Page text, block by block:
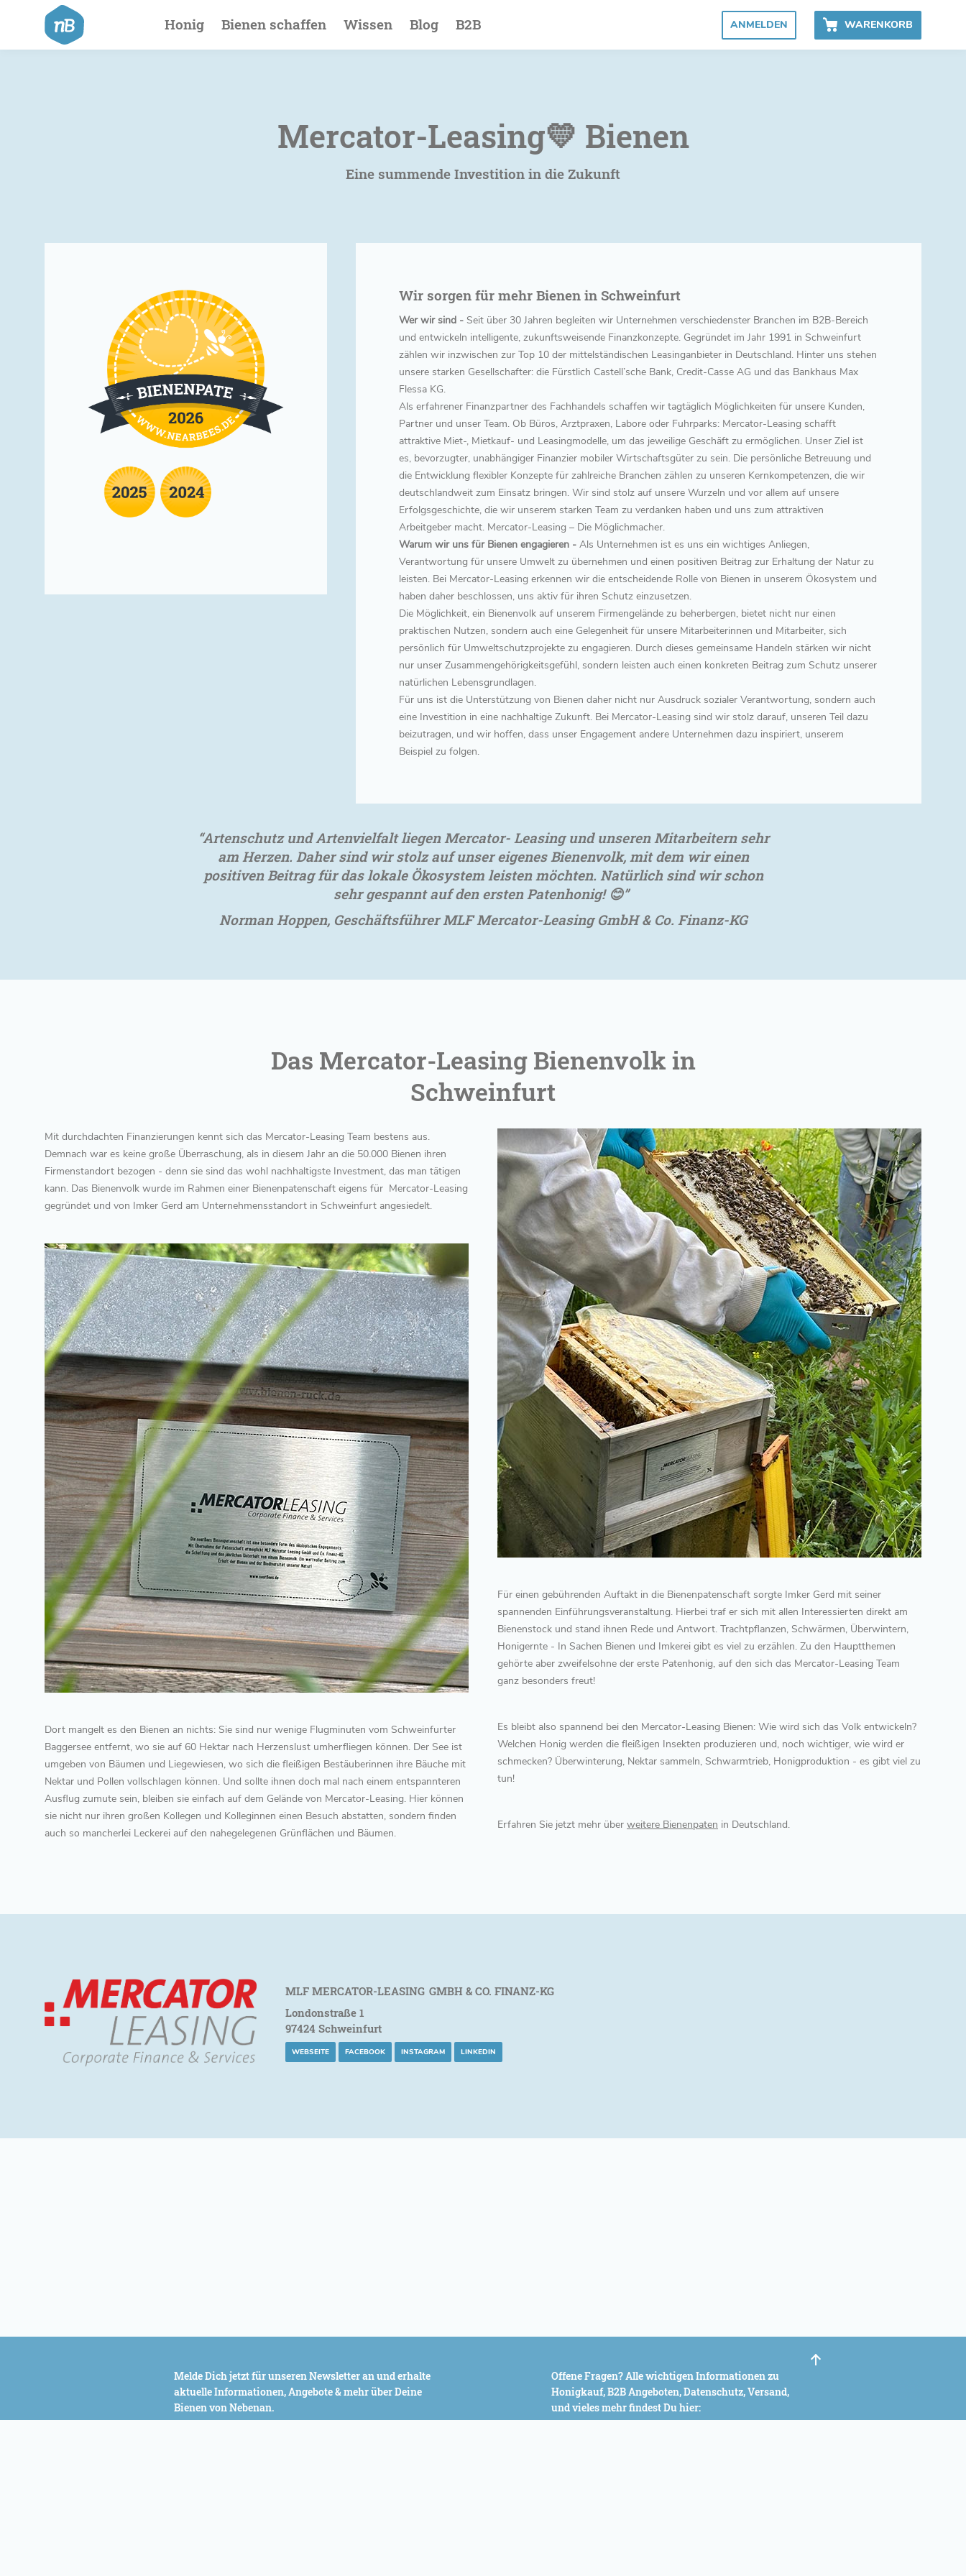
Hauptnavigation
Honig Bienen schaffen Wissen Blog B2B ANMELDEN WARENKORB
Mercator-Leasing💛 Bienen
Eine summende Investition in die Zukunft
Wir sorgen für mehr Bienen in Schweinfurt
Wer wir sind - Seit über 30 Jahren begleiten wir Unternehmen verschiedenster Branchen im B2B-Bereich
und entwickeln intelligente, zukunftsweisende Finanzkonzepte. Gegründet im Jahr 1991 in Schweinfurt
zählen wir inzwischen zur Top 10 der mittelständischen Leasinganbieter in Deutschland. Hinter uns stehen
unsere starken Gesellschafter: die Fürstlich Castell’sche Bank, Credit-Casse AG und das Bankhaus Max
Flessa KG.
Als erfahrener Finanzpartner des Fachhandels schaffen wir tagtäglich Möglichkeiten für unsere Kunden,
Partner und unser Team. Ob Büros, Arztpraxen, Labore oder Fuhrparks: Mercator-Leasing schafft
attraktive Miet-, Mietkauf- und Leasingmodelle, um das jeweilige Geschäft zu ermöglichen. Unser Ziel ist
es, bevorzugter, unabhängiger Finanzier mobiler Wirtschaftsgüter zu sein. Die persönliche Betreuung und
die Entwicklung flexibler Konzepte für zahlreiche Branchen zählen zu unseren Kernkompetenzen, die wir
deutschlandweit zum Einsatz bringen. Wir sind stolz auf unsere Wurzeln und vor allem auf unsere
Erfolgsgeschichte, die wir unserem starken Team zu verdanken haben und uns zum attraktiven
Arbeitgeber macht. Mercator-Leasing – Die Möglichmacher.
Warum wir uns für Bienen engagieren - Als Unternehmen ist es uns ein wichtiges Anliegen,
Verantwortung für unsere Umwelt zu übernehmen und einen positiven Beitrag zur Erhaltung der Natur zu
leisten. Bei Mercator-Leasing erkennen wir die entscheidende Rolle von Bienen in unserem Ökosystem und
haben daher beschlossen, uns aktiv für ihren Schutz einzusetzen.
Die Möglichkeit, ein Bienenvolk auf unserem Firmengelände zu beherbergen, bietet nicht nur einen
praktischen Nutzen, sondern auch eine Gelegenheit für unsere Mitarbeiterinnen und Mitarbeiter, sich
persönlich für Umweltschutzprojekte zu engagieren. Durch dieses gemeinsame Handeln stärken wir nicht
nur unser Zusammengehörigkeitsgefühl, sondern leisten auch einen konkreten Beitrag zum Schutz unserer
natürlichen Lebensgrundlagen.
Für uns ist die Unterstützung von Bienen daher nicht nur Ausdruck sozialer Verantwortung, sondern auch
eine Investition in eine nachhaltige Zukunft. Bei Mercator-Leasing sind wir stolz darauf, unseren Teil dazu
beizutragen, und wir hoffen, dass unser Engagement andere Unternehmen dazu inspiriert, unserem
Beispiel zu folgen.
“Artenschutz und Artenvielfalt liegen Mercator- Leasing und unseren Mitarbeitern sehr
am Herzen. Daher sind wir stolz auf unser eigenes Bienenvolk, mit dem wir einen
positiven Beitrag für das lokale Ökosystem leisten möchten. Natürlich sind wir schon
sehr gespannt auf den ersten Patenhonig! 😊”
Norman Hoppen, Geschäftsführer MLF Mercator-Leasing GmbH & Co. Finanz-KG
Das Mercator-Leasing Bienenvolk in
Schweinfurt
Mit durchdachten Finanzierungen kennt sich das Mercator-Leasing Team bestens aus.
Demnach war es keine große Überraschung, als in diesem Jahr an die 50.000 Bienen ihren
Firmenstandort bezogen - denn sie sind das wohl nachhaltigste Investment, das man tätigen
kann. Das Bienenvolk wurde im Rahmen einer Bienenpatenschaft eigens für Mercator-Leasing
gegründet und von Imker Gerd am Unternehmensstandort in Schweinfurt angesiedelt.
Dort mangelt es den Bienen an nichts: Sie sind nur wenige Flugminuten vom Schweinfurter
Baggersee entfernt, wo sie auf 60 Hektar nach Herzenslust umherfliegen können. Der See ist
umgeben von Bäumen und Liegewiesen, wo sich die fleißigen Bestäuberinnen ihre Bäuche mit
Nektar und Pollen vollschlagen können. Und sollte ihnen doch mal nach einem entspannteren
Ausflug zumute sein, bleiben sie einfach auf dem Gelände von Mercator-Leasing. Hier können
sie nicht nur ihren großen Kollegen und Kolleginnen einen Besuch abstatten, sondern finden
auch so mancherlei Leckerei auf den nahegelegenen Grünflächen und Bäumen.
Für einen gebührenden Auftakt in die Bienenpatenschaft sorgte Imker Gerd mit seiner
spannenden Einführungsveranstaltung. Hierbei traf er sich mit allen Interessierten direkt am
Bienenstock und stand ihnen Rede und Antwort. Trachtpflanzen, Schwärmen, Überwintern,
Honigernte - In Sachen Bienen und Imkerei gibt es viel zu erzählen. Zu den Hauptthemen
gehörte aber zweifelsohne der erste Patenhonig, auf den sich das Mercator-Leasing Team
ganz besonders freut!
Es bleibt also spannend bei den Mercator-Leasing Bienen: Wie wird sich das Volk entwickeln?
Welchen Honig werden die fleißigen Insekten produzieren und, noch wichtiger, wie wird er
schmecken? Überwinterung, Nektar sammeln, Schwarmtrieb, Honigproduktion - es gibt viel zu
tun!
Erfahren Sie jetzt mehr über weitere Bienenpaten in Deutschland.
MLF MERCATOR-LEASING GMBH & CO. FINANZ-KG
Londonstraße 1
97424 Schweinfurt
WEBSEITE FACEBOOK INSTAGRAM LINKEDIN
Melde Dich jetzt für unseren Newsletter an und erhalte
aktuelle Informationen, Angebote & mehr über Deine
Bienen von Nebenan.
Offene Fragen? Alle wichtigen Informationen zu
Honigkauf, B2B Angeboten, Datenschutz, Versand,
und vieles mehr findest Du hier: